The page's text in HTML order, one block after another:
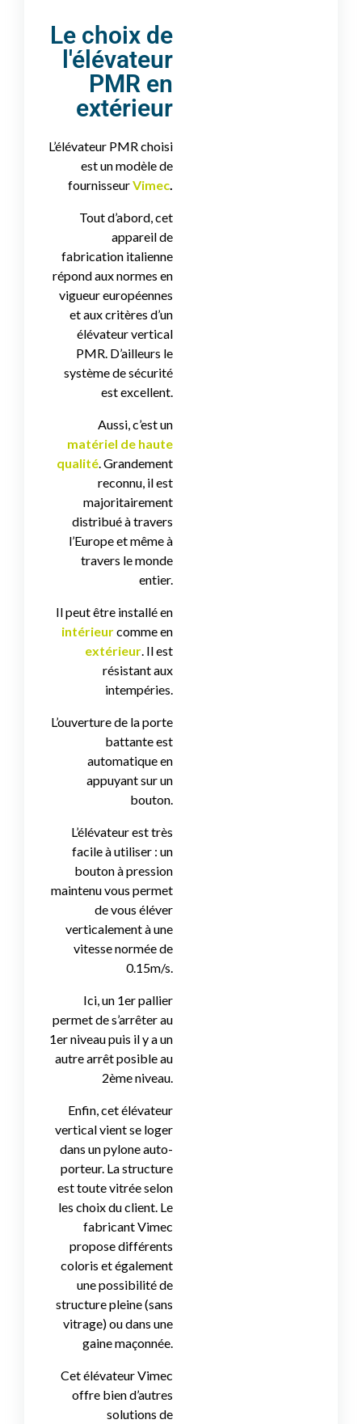
Le choix de
l'élévateur
PMR en
extérieur
L’élévateur PMR choisi
est un modèle de
fournisseurVimec
Tout d’abord, cet
appareil de
fabrication italienne
répond aux normes en
vigueur européennes
et aux critères d’un
élévateur vertical
PMR. D’ailleurs le
système de sécurité
est excellent.
Aussi, c’est un
matériel de haute
qualité . Grandement
reconnu, il est
majoritairement
distribué à travers
l’Europe et même à
travers le monde
entier.
Il peut être installé en
intérieurcomme en
extérieur . Il est
résistant aux
intempéries.
L’ouverture de la porte
battante est
automatique en
appuyant sur un
bouton.
L’élévateur est très
facile à utiliser : un
bouton à pression
maintenu vous permet
de vous éléver
verticalement à une
vitesse normée de
0.15m/s.
Ici, un 1er pallier
permet de s’arrêter au
1er niveau puis il y a un
autre arrêt posible au
2ème niveau.
Enfin, cet élévateur
vertical vient se loger
dans un pylone auto-
porteur. La structure
est toute vitrée selon
les choix du client. Le
fabricant Vimec
propose différents
coloris et également
une possibilité de
structure pleine (sans
vitrage) ou dans une
gaine maçonnée.
Cet élévateur Vimec
offre bien d’autres
solutions de